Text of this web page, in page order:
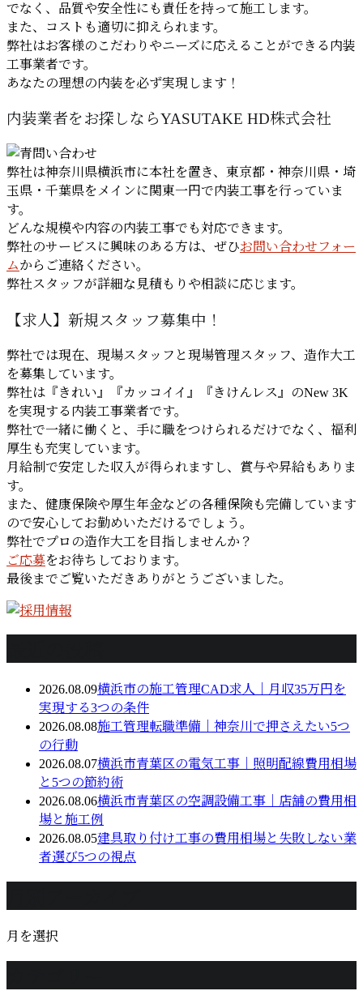
でなく、品質や安全性にも責任を持って施工します。
また、コストも適切に抑えられます。
弊社はお客様のこだわりやニーズに応えることができる内装
工事業者です。
あなたの理想の内装を必ず実現します！
内装業者をお探しならYASUTAKE HD株式会社
弊社は神奈川県横浜市に本社を置き、東京都・神奈川県・埼
玉県・千葉県をメインに関東一円で内装工事を行っていま
す。
どんな規模や内容の内装工事でも対応できます。
弊社のサービスに興味のある方は、ぜひお問い合わせフォー
ムからご連絡ください。
弊社スタッフが詳細な見積もりや相談に応じます。
【求人】新規スタッフ募集中！
弊社では現在、現場スタッフと現場管理スタッフ、造作大工
を募集しています。
弊社は『きれい』『カッコイイ』『きけんレス』のNew 3K
を実現する内装工事業者です。
弊社で一緒に働くと、手に職をつけられるだけでなく、福利
厚生も充実しています。
月給制で安定した収入が得られますし、賞与や昇給もありま
す。
また、健康保険や厚生年金などの各種保険も完備しています
ので安心してお勤めいただけるでしょう。
弊社でプロの造作大工を目指しませんか？
ご応募をお待ちしております。
最後までご覧いただきありがとうございました。
2026.08.09横浜市の施工管理CAD求人｜月収35万円を
実現する3つの条件
2026.08.08施工管理転職準備｜神奈川で押さえたい5つ
の行動
2026.08.07横浜市青葉区の電気工事｜照明配線費用相場
と5つの節約術
2026.08.06横浜市青葉区の空調設備工事｜店舗の費用相
場と施工例
2026.08.05建具取り付け工事の費用相場と失敗しない業
者選び5つの視点
月を選択